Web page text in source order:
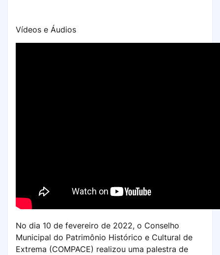
Vídeos e Áudios
No dia 10 de fevereiro de 2022, o Conselho
Municipal do Patrimônio Histórico e Cultural de
Extrema (COMPACE) realizou uma palestra de